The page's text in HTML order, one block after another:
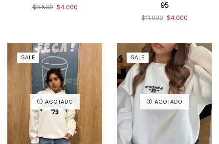
$8.500 $4.000
95
$11.000 $4.000
SALE
AGOTADO
SALE
AGOTADO